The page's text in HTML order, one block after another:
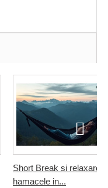
Short Break si relaxare cu
hamacele in...